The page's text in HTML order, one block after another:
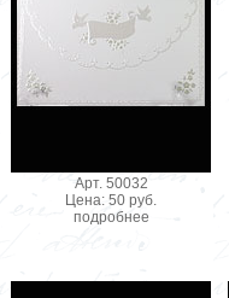
Арт. 50032
Цена: 50 руб.
подробнее